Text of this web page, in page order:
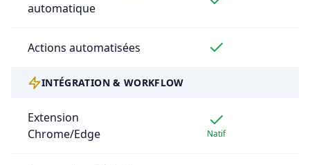
automatique
Actions automatisées
INTÉGRATION & WORKFLOW
Extension
Chrome/Edge
Natif